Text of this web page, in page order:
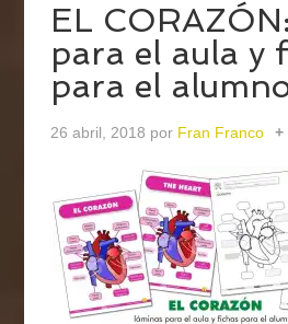
EL
para el aula y
para el
26 abril, 2018 por Fran Franco